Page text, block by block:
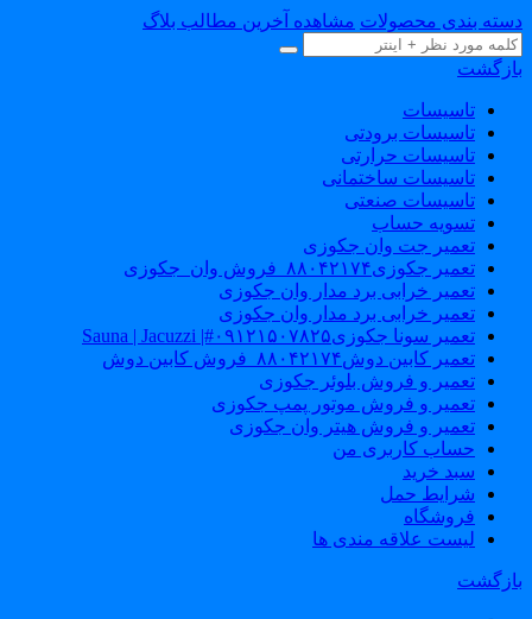
بندی محصولات مشاهده آخرین مطالب بلاگ
تاسیسات
تاسیسات برودتی
تاسیسات حرارتی
تاسیسات ساختمانی
تاسیسات صنعتی
تسویه حساب
تعمیر جت وان جکوزی
تعمیر جکوزی۸۸۰۴۲۱۷۴_فروش وان_جکوزی
تعمیر خرابی برد مدار وان جکوزی
تعمیر خرابی برد مدار وان جکوزی
تعمیر سونا جکوزی۰۹۱۲۱۵۰۷۸۲۵#| Sauna | Jacuzzi
تعمیر کابین دوش۸۸۰۴۲۱۷۴_فروش کابین دوش
تعمیر و فروش بلوئر جکوزی
تعمیر و فروش موتور پمپ جکوزی
تعمیر و فروش هیتر وان جکوزی
حساب کاربری من
سبد خرید
شرایط حمل
فروشگاه
لیست علاقه مندی ها